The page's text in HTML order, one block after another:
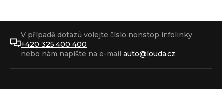
V případě dotazů volejte číslo nonstop infolinky
+420 325 400 400
nebo nám napište na e-mail auto@louda.cz